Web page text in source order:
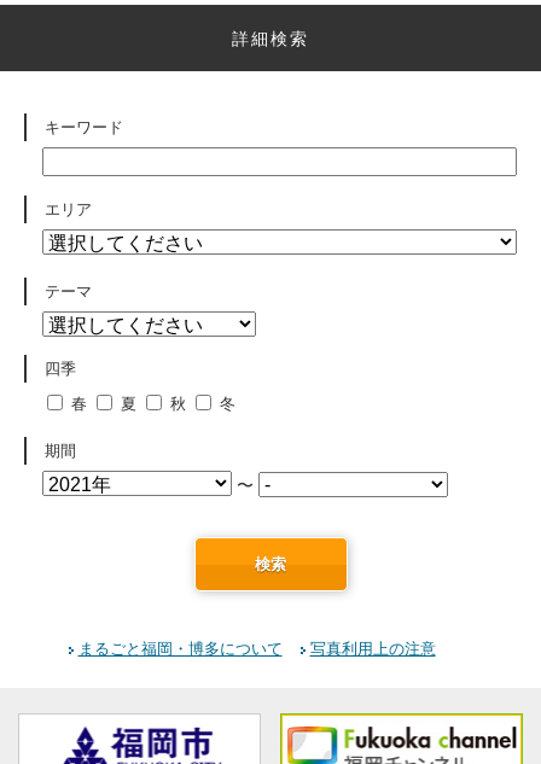
詳細検索
キーワード
エリア
テーマ
四季
春
夏 秋 冬
期間
〜
検索
まるごと福岡・博多について 写真利用上の注意